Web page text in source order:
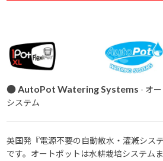
● AutoPot Watering Systems - オ
システム
英国発『電源不要の自動散水・灌漑シス
です。オートポットは水耕栽培システム